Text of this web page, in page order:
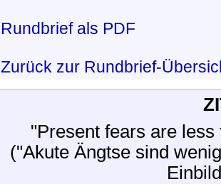
Rundbrief als PDF
Zurück zur Rundbrief-
"Present fears are
("Akute Ängtse sind